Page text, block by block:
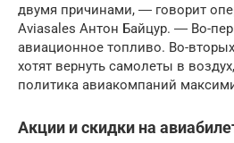
двумя причинами, ― говорит
Aviasales Антон Байцур. ― Во-
авиационное топливо. Во-
хотят вернуть самолеты в
политика авиакомпаний
Акции и скидки на